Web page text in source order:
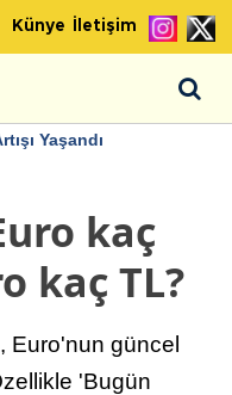
Künye İletişim
Yaşandı
kaç
kaç TL?
Euro'nun güncel
'Bugün